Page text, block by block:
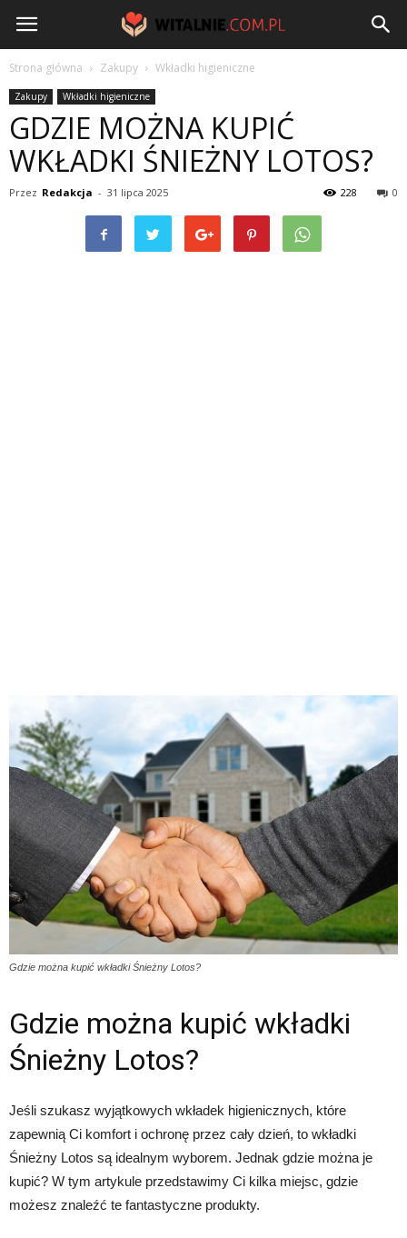
Witalnie.com.pl
Strona główna Zakupy Wkładki higieniczne
Zakupy Wkładki higieniczne
GDZIE MOŻNA KUPIĆ
WKŁADKI ŚNIEŻNY LOTOS?
Przez Redakcja - 31 lipca 2025 0
228
Gdzie można kupić wkładki Śnieżny Lotos?
Gdzie można kupić wkładki
Śnieżny Lotos?
Jeśli szukasz wyjątkowych wkładek higienicznych, które
zapewnią Ci komfort i ochronę przez cały dzień, to wkładki
Śnieżny Lotos są idealnym wyborem. Jednak gdzie można je
kupić? W tym artykule przedstawimy Ci kilka miejsc, gdzie
możesz znaleźć te fantastyczne produkty.